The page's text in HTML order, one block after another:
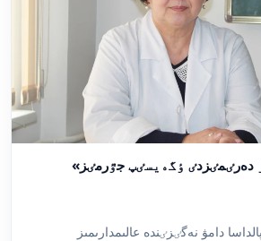
دەرٸمٸزدٸ ٶگەيسٸپ جٷرمٸز»
دامۋ نەگٸزٸندە عالىمدارىمىز